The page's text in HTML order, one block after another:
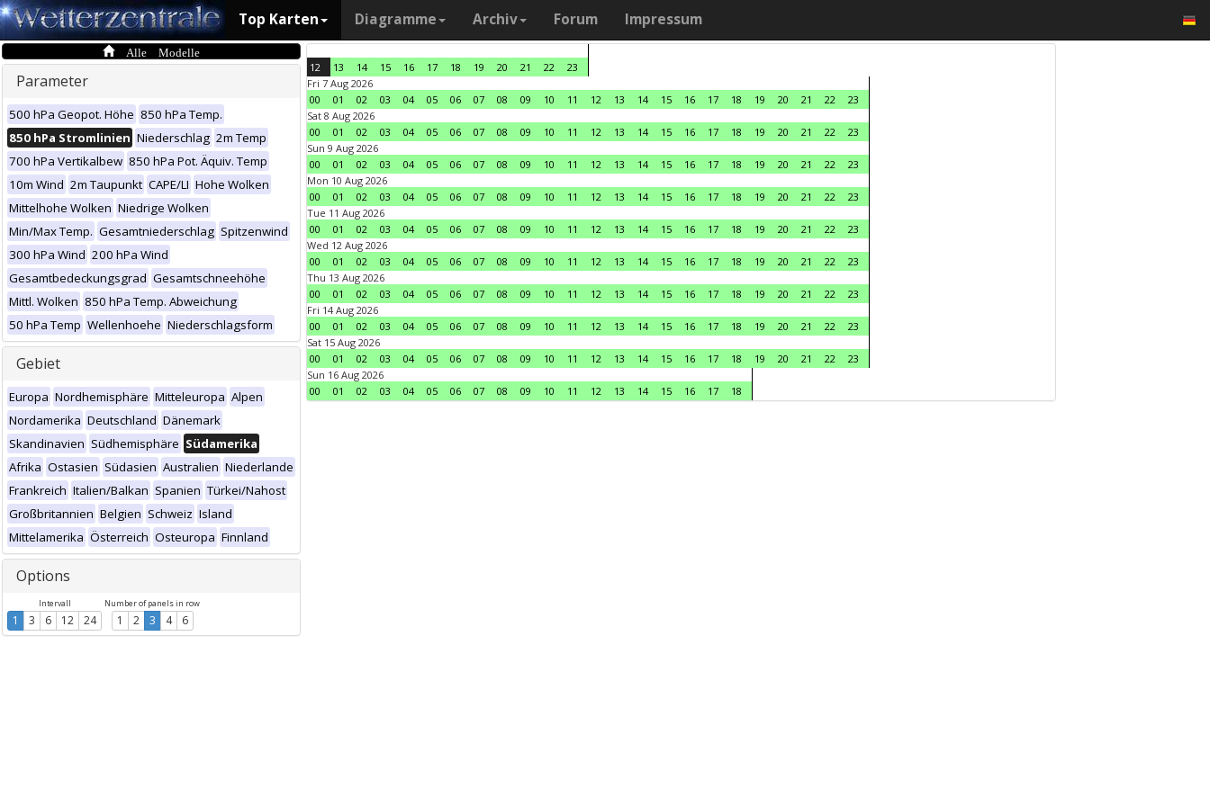
Top Karten Diagramme Archiv Forum Impressum
Alle Modelle
Parameter
500 hPa Geopot. Höhe 850 hPa Temp.
850 hPa Stromlinien Niederschlag 2m Temp
700 hPa Vertikalbew 850 hPa Pot. Äquiv. Temp
10m Wind 2m Taupunkt CAPE/LI Hohe Wolken
Mittelhohe Wolken Niedrige Wolken
Min/Max Temp. Gesamtniederschlag Spitzenwind
300 hPa Wind 200 hPa Wind
Gesamtbedeckungsgrad Gesamtschneehöhe
Mittl. Wolken 850 hPa Temp. Abweichung
50 hPa Temp Wellenhoehe Niederschlagsform
Gebiet
Europa Nordhemisphäre Mitteleuropa Alpen
Nordamerika Deutschland Dänemark
Skandinavien Südhemisphäre Südamerika
Afrika Ostasien Südasien Australien Niederlande
Frankreich Italien/Balkan Spanien Türkei/Nahost
Großbritannien Belgien Schweiz Island
Mittelamerika Österreich Osteuropa Finnland
Options
Intervall
1 3 6 12 24
Number of panels in row
1 2 3 4 6
12 13 14 15 16 17 18 19 20 21 22
23
Fri 7 Aug 2026
00
01 02 03 04 05 06 07 08 09 10 11 12 13 14 15 16 17 18 19 20 21 22
23
Sat 8 Aug 2026
00
01 02 03 04 05 06 07 08 09 10 11 12 13 14 15 16 17 18 19 20 21 22
23
Sun 9 Aug 2026
00
01 02 03 04 05 06 07 08 09 10 11 12 13 14 15 16 17 18 19 20 21 22
23
Mon 10 Aug 2026
00
01 02 03 04 05 06 07 08 09 10 11 12 13 14 15 16 17 18 19 20 21 22
23
Tue 11 Aug 2026
00
01 02 03 04 05 06 07 08 09 10 11 12 13 14 15 16 17 18 19 20 21 22
23
Wed 12 Aug 2026
00
01 02 03 04 05 06 07 08 09 10 11 12 13 14 15 16 17 18 19 20 21 22
23
Thu 13 Aug 2026
00
01 02 03 04 05 06 07 08 09 10 11 12 13 14 15 16 17 18 19 20 21 22
23
Fri 14 Aug 2026
00
01 02 03 04 05 06 07 08 09 10 11 12 13 14 15 16 17 18 19 20 21 22
23
Sat 15 Aug 2026
00
01 02 03 04 05 06 07 08 09 10 11 12 13 14 15 16 17 18 19 20 21 22
23
Sun 16 Aug 2026
00
01 02 03 04 05 06 07 08 09 10 11 12 13 14 15 16 17 18